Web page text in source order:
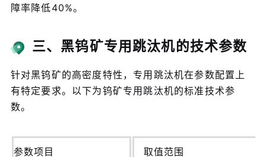
障率降低40%。
三、黑钨矿专用跳汰机的技术参数
针对黑钨矿的高密度特性，专用跳汰机在参数配置上
有特定要求。以下为钨矿专用跳汰机的标准技术参
数。
参数项目 取值范围